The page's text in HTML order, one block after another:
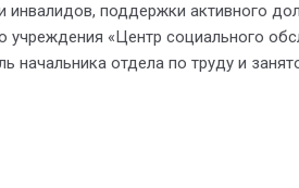
поддержки активного
«Центр социального
начальника отдела по труду и